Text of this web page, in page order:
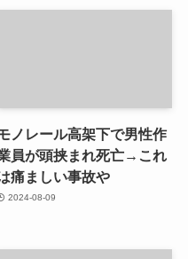
ノレール高架下で男性作
員が頭挟まれ死亡→これ
痛ましい事故や
2024-08-09